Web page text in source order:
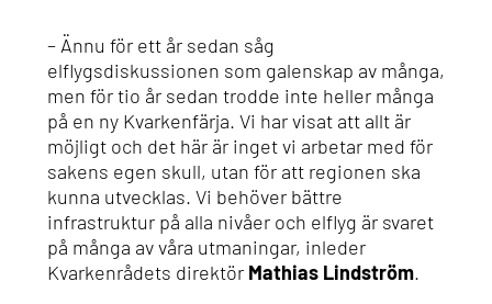
– Ännu för ett år sedan såg
elflygsdiskussionen som galenskap av många,
men för tio år sedan trodde inte heller många
på en ny Kvarkenfärja. Vi har visat att allt är
möjligt och det här är inget vi arbetar med för
sakens egen skull, utan för att regionen ska
kunna utvecklas. Vi behöver bättre
infrastruktur på alla nivåer och elflyg är svaret
på många av våra utmaningar, inleder
Kvarkenrådets direktör Mathias Lindström.